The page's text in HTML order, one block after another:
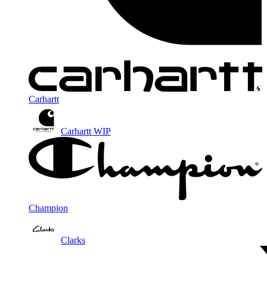
Carhartt
Carhartt WIP
Champion
Clarks